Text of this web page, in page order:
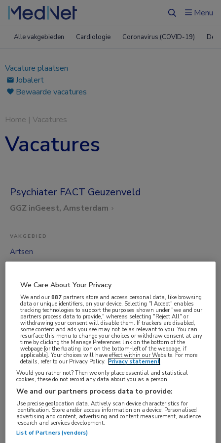
ZoekenMenu
Alle vakgebieden Cardiologie Coronavirus (COVID-19)
Vacature plaatsen
Jobalert
Bewaarde vacatures
Home | Vacatures
Vacatures
Psychiater FACT Geuzenveld
GGZ inGeest, Amsterdam
VAKGEBIED
Artsen
Psychiater
Thuiszorg
AANSTELLING
Vaste aanstelling
PLAATSINGSDATUM
4 november 2025
NIVEAU
WO
ERVARING
Ervaren
DIENSTVERBAND
We Care About Your Privacy
We and our887 partners store and access personal data, like browsing
data or unique identifiers, on your device. Selecting "I Accept" enables
tracking technologies to support the purposes shown under "we and our
partners process data to provide," whereas selecting "Reject All" or
withdrawing your consent will disable them. If trackers are disabled,
some content and ads you see may not be as relevant to you. You can
resurface this menu to change your choices or withdraw consent at any
time by clicking the Manage Preferences link on the bottom of the
webpage [or the floating icon on the bottom-left of the webpage, if
applicable]. Your choices will have effect within our Website. For more
details, refer to our Privacy Policy. Privacy statement
Would you rather not? Then we only place essential and statistical
cookies, these do not record any data about you as a person
We and our partners process data to provide:
Use precise geolocation data. Actively scan device characteristics for
identification. Store and/or access information on a device. Personalised
advertising and content, advertising and content measurement, audience
research and services development.
List of Partners (vendors)